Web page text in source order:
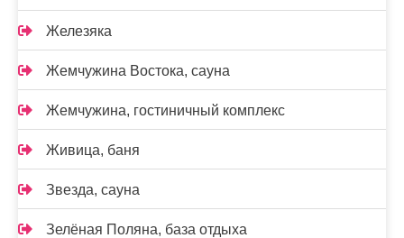
Железяка
Жемчужина Востока, сауна
Жемчужина, гостиничный комплекс
Живица, баня
Звезда, сауна
Зелёная Поляна, база отдыха